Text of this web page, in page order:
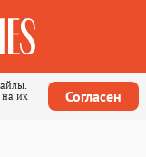
на их
Согласен